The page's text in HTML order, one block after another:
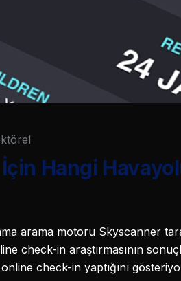
Hangi
arama motoru Skyscanner
check-in araştırmasının
check-in yaptığını